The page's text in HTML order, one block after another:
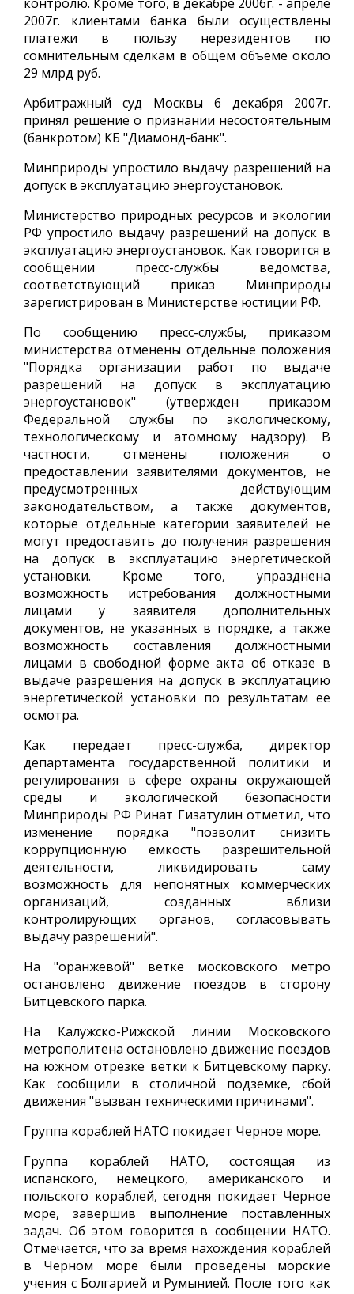
2007г. клиентами банка были осуществлены
платежи в пользу нерезидентов по
сомнительным сделкам в общем объеме около
29 млрд руб.
Арбитражный суд Москвы 6 декабря 2007г.
принял решение о признании несостоятельным
(банкротом) КБ "Диамонд-банк".
Минприроды упростило выдачу разрешений на
допуск в эксплуатацию энергоустановок.
Министерство природных ресурсов и экологии
РФ упростило выдачу разрешений на допуск в
эксплуатацию энергоустановок. Как говорится в
сообщении пресс-службы ведомства,
соответствующий приказ Минприроды
зарегистрирован в Министерстве юстиции РФ.
По сообщению пресс-службы, приказом
министерства отменены отдельные положения
"Порядка организации работ по выдаче
разрешений на допуск в эксплуатацию
энергоустановок" (утвержден приказом
Федеральной службы по экологическому,
технологическому и атомному надзору). В
частности, отменены положения о
предоставлении заявителями документов, не
предусмотренных действующим
законодательством, а также документов,
которые отдельные категории заявителей не
могут предоставить до получения разрешения
на допуск в эксплуатацию энергетической
установки. Кроме того, упразднена
возможность истребования должностными
лицами у заявителя дополнительных
документов, не указанных в порядке, а также
возможность составления должностными
лицами в свободной форме акта об отказе в
выдаче разрешения на допуск в эксплуатацию
энергетической установки по результатам ее
осмотра.
Как передает пресс-служба, директор
департамента государственной политики и
регулирования в сфере охраны окружающей
среды и экологической безопасности
Минприроды РФ Ринат Гизатулин отметил, что
изменение порядка "позволит снизить
коррупционную емкость разрешительной
деятельности, ликвидировать саму
возможность для непонятных коммерческих
организаций, созданных вблизи
контролирующих органов, согласовывать
выдачу разрешений".
На "оранжевой" ветке московского метро
остановлено движение поездов в сторону
Битцевского парка.
На Калужско-Рижской линии Московского
метрополитена остановлено движение поездов
на южном отрезке ветки к Битцевскому парку.
Как сообщили в столичной подземке, сбой
движения "вызван техническими причинами".
Группа кораблей НАТО покидает Черное море.
Группа кораблей НАТО, состоящая из
испанского, немецкого, американского и
польского кораблей, сегодня покидает Черное
море, завершив выполнение поставленных
задач. Об этом говорится в сообщении НАТО.
Отмечается, что за время нахождения кораблей
в Черном море были проведены морские
учения с Болгарией и Румынией. После того как